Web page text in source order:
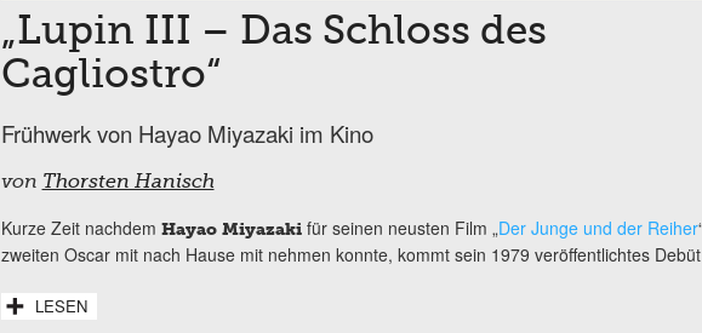
„Lupin III – Das Schloss des
Cagliostro“
Frühwerk von Hayao Miyazaki im Kino
von Thorsten Hanisch
Kurze Zeit nachdem Hayao Miyazakifür seinen neusten Film „Der Junge und der Reiher
zweiten Oscar mit nach Hause mit nehmen konnte, kommt sein 1979 veröffentlichtes Debüt
LESEN